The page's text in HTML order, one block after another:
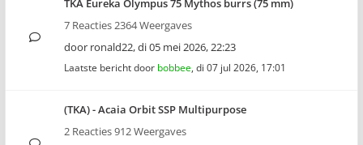
TKA Eureka Olympus 75 Mythos burrs (75 mm)
7 Reacties 2364 Weergaves
door ronald22,di 05 mei 2026, 22:23
Laatste bericht door bobbee, di 07 jul 2026, 17:01
(TKA) - Acaia Orbit SSP Multipurpose
2 Reacties 912 Weergaves